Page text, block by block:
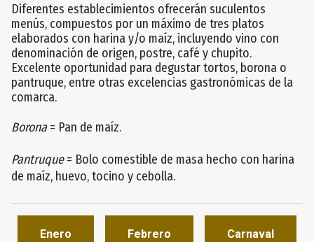
Diferentes establecimientos ofrecerán suculentos
menús, compuestos por un máximo de tres platos
elaborados con harina y/o maíz, incluyendo vino con
denominación de origen, postre, café y chupito.
Excelente oportunidad para degustar tortos, borona o
pantruque, entre otras excelencias gastronómicas de la
comarca.
Borona = Pan de maíz.
Pantruque= Bolo comestible de masa hecho con harina
de maíz, huevo, tocino y cebolla.
Enero Febrero Carnaval